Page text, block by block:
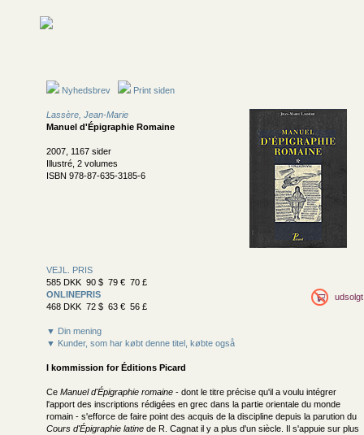
Nyhedsbrev Print siden
Lassère, Jean-Marie
Manuel d'Épigraphie Romaine
2007, 1167 sider
Illustré, 2 volumes
ISBN 978-87-635-3185-6
VEJL. PRIS
585 DKK 90 $ 79 € 70 £
ONLINEPRIS
468 DKK 72 $ 63 € 56 £
udsolgt
▼ Din mening
▼ Kunder, som har købt denne titel, købte også
I kommission forÉditions Picard
Ce Manuel d'Épigraphie romaine - dont le titre précise qu'il a voulu intégrer
l'apport des inscriptions rédigées en grec dans la partie orientale du monde
romain - s'efforce de faire point des acquis de la discipline depuis la parution du
Cours d'Épigraphie latine de R. Cagnat il y a plus d'un siècle. Il s'appuie sur plus